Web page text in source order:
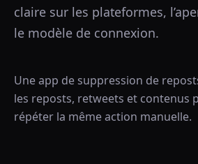
claire sur les plateformes,
le modèle de connexion.
Une app de suppression de
les reposts, retweets et contenus
répéter la même action manuelle.